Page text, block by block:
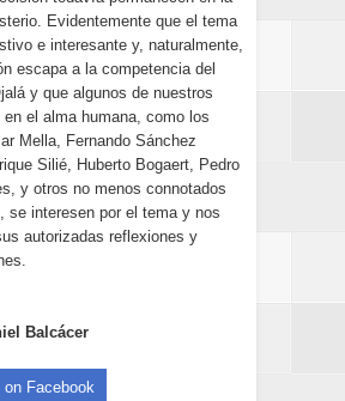
Evidentemente que el tema
e interesante y, naturalmente,
escapa a la competencia del
y que algunos de nuestros
el alma humana, como los
Mella, Fernando Sánchez
Silié, Huberto Bogaert, Pedro
y otros no menos connotados
se interesen por el tema y nos
autorizadas reflexiones y
Balcácer
on Facebook